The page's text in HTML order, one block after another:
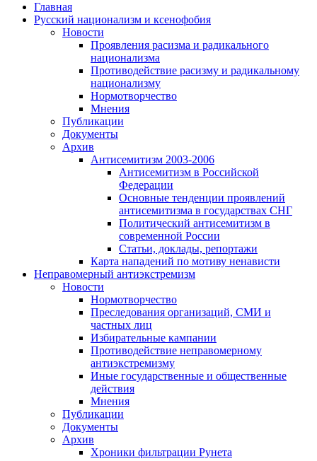
Главная
Русский национализм и ксенофобия
Новости
Проявления расизма и радикального
национализма
Противодействие расизму и радикальному
национализму
Нормотворчество
Мнения
Публикации
Документы
Архив
Антисемитизм 2003-2006
Антисемитизм в Российской
Федерации
Основные тенденции проявлений
антисемитизма в государствах СНГ
Политический антисемитизм в
современной России
Статьи, доклады, репортажи
Карта нападений по мотиву ненависти
Неправомерный антиэкстремизм
Новости
Нормотворчество
Преследования организаций, СМИ и
частных лиц
Избирательные кампании
Противодействие неправомерному
антиэкстремизму
Иные государственные и общественные
действия
Мнения
Публикации
Документы
Архив
Хроники фильтрации Рунета